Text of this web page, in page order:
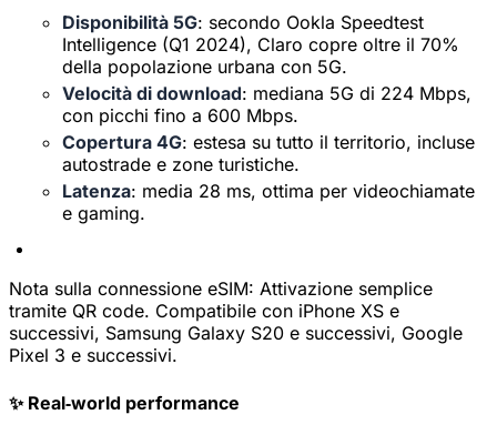
Disponibilità 5G: secondo Ookla Speedtest
Intelligence (Q1 2024), Claro copre oltre il 70%
della popolazione urbana con 5G.
Velocità di download: mediana 5G di 224 Mbps,
con picchi fino a 600 Mbps.
Copertura 4G: estesa su tutto il territorio, incluse
autostrade e zone turistiche.
Latenza: media 28 ms, ottima per videochiamate
e gaming.
Nota sulla connessione eSIM: Attivazione semplice
tramite QR code. Compatibile con iPhone XS e
successivi, Samsung Galaxy S20 e successivi, Google
Pixel 3 e successivi.
✨ Real‑world performance